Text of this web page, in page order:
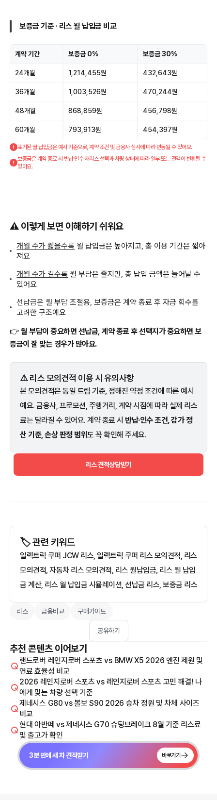
보증금 기준 · 리스 월 납입금 비교
계약 기간 보증금 0% 보증금 30%
24개월 1,214,455원 432,643원
36개월 1,003,526원 470,244원
48개월 868,859원 456,798원
60개월 793,913원 454,397원
표기된 월 납입금은 예시 기준으로, 계약 조건 및 금융사 심사에 따라 변동될 수 있어요.
보증금은 계약 종료 시 반납·인수·재리스 선택과 차량 상태에 따라 일부 또는 전액이 반환될 수
있어요.
⚠️ 이렇게 보면 이해하기 쉬워요
개월 수가 짧을수록 월 납입금은 높아지고, 총 이용 기간은 짧아
져요
개월 수가 길수록 월 부담은 줄지만, 총 납입 금액은 늘어날 수
있어요
선납금은 월 부담 조절용, 보증금은 계약 종료 후 자금 회수를
고려한 구조예요
👉 월 부담이 중요하면 선납금, 계약 종료 후 선택지가 중요하면 보
증금이 잘 맞는 경우가 많아요.
⚠️ 리스 모의견적 이용 시 유의사항
본 모의견적은 동일 트림 기준, 정해진 약정 조건에 따른 예시
예요. 금융사, 프로모션, 주행거리, 계약 시점에 따라 실제 리스
료는 달라질 수 있어요. 계약 종료 시 반납·인수 조건, 감가 정
산 기준, 손상 판정 범위도 꼭 확인해 주세요.
리스 견적상담받기
🏷️ 관련 키워드
일렉트릭 쿠퍼 JCW 리스, 일렉트릭 쿠퍼 리스 모의견적, 리스
모의견적, 자동차 리스 모의견적, 리스 월납입금, 리스 월 납입
금 계산, 리스 월 납입금 시뮬레이션, 선납금 리스, 보증금 리스
리스 금융비교 구매가이드
공유하기
추천 콘텐츠 이어보기
랜드로버 레인지로버 스포츠 vs BMW X5 2026 엔진 제원 및
연료 효율성 비교
2026 레인지로버 스포츠 vs 레인지로버 스포츠 고민 해결! 나
에게 맞는 차량 선택 기준
제네시스 G80 vs 볼보 S90 2026 승차 정원 및 차체 사이즈
비교
현대 아반떼 vs 제네시스 G70 슈팅브레이크 8월 기준 리스료
및 출고가 확인
3분 만에 새 차 견적받기 바로가기